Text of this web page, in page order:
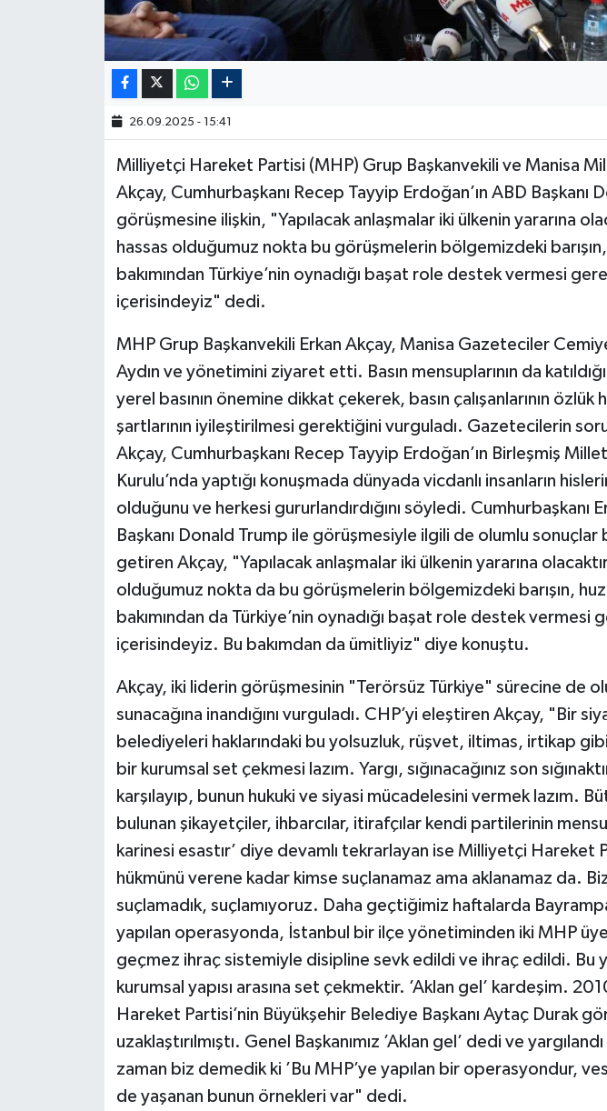
26.09.2025 - 15:41
Milliyetçi Hareket Partisi (MHP) Grup Başkanvekili ve Manisa
Akçay, Cumhurbaşkanı Recep Tayyip Erdoğan’ın ABD Başkanı
görüşmesine ilişkin, "Yapılacak anlaşmalar iki ülkenin yararına
hassas olduğumuz nokta bu görüşmelerin bölgemizdeki
bakımından Türkiye’nin oynadığı başat role destek vermesi
içerisindeyiz" dedi.
MHP Grup Başkanvekili Erkan Akçay, Manisa Gazeteciler
Aydın ve yönetimini ziyaret etti. Basın mensuplarının da
yerel basının önemine dikkat çekerek, basın çalışanlarının özlük
şartlarının iyileştirilmesi gerektiğini vurguladı. Gazetecilerin
Akçay, Cumhurbaşkanı Recep Tayyip Erdoğan’ın Birleşmiş
Kurulu’nda yaptığı konuşmada dünyada vicdanlı insanların
olduğunu ve herkesi gururlandırdığını söyledi. Cumhurbaşkanı
Başkanı Donald Trump ile görüşmesiyle ilgili de olumlu
getiren Akçay, "Yapılacak anlaşmalar iki ülkenin yararına
olduğumuz nokta da bu görüşmelerin bölgemizdeki barışın,
bakımından da Türkiye’nin oynadığı başat role destek vermesi
içerisindeyiz. Bu bakımdan da ümitliyiz" diye konuştu.
Akçay, iki liderin görüşmesinin "Terörsüz Türkiye" sürecine de
sunacağına inandığını vurguladı. CHP’yi eleştiren Akçay, "Bir
belediyeleri haklarındaki bu yolsuzluk, rüşvet, iltimas, irtikap
bir kurumsal set çekmesi lazım. Yargı, sığınacağınız son
karşılayıp, bunun hukuki ve siyasi mücadelesini vermek lazım.
bulunan şikayetçiler, ihbarcılar, itirafçılar kendi partilerinin
karinesi esastır’ diye devamlı tekrarlayan ise Milliyetçi Hareket
hükmünü verene kadar kimse suçlanamaz ama aklanamaz da.
suçlamadık, suçlamıyoruz. Daha geçtiğimiz haftalarda
yapılan operasyonda, İstanbul bir ilçe yönetiminden iki MHP
geçmez ihraç sistemiyle disipline sevk edildi ve ihraç edildi. Bu
kurumsal yapısı arasına set çekmektir. ’Aklan gel’ kardeşim.
Hareket Partisi’nin Büyükşehir Belediye Başkanı Aytaç Durak
uzaklaştırılmıştı. Genel Başkanımız ’Aklan gel’ dedi ve
zaman biz demedik ki ’Bu MHP’ye yapılan bir operasyondur,
de yaşanan bunun örnekleri var" dedi.